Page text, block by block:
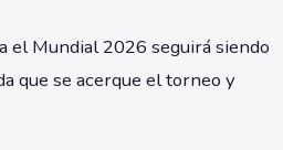
el Mundial 2026 seguirá siendo
que se acerque el torneo y